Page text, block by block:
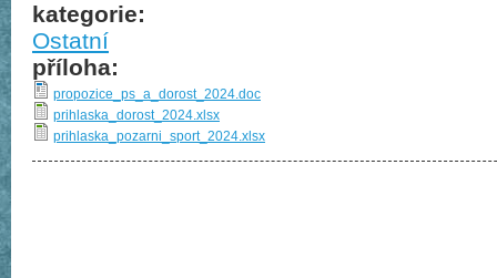
kategorie:
Ostatní
příloha:
propozice_ps_a_dorost_2024.doc
prihlaska_dorost_2024.xlsx
prihlaska_pozarni_sport_2024.xlsx